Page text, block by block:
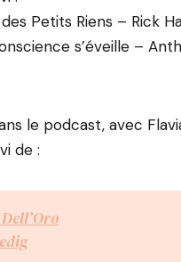
Petits Riens – Rick
s’éveille –
le podcast, avec
de :